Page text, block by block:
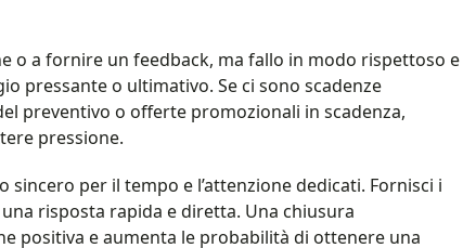
o a fornire un feedback, ma fallo in modo rispettoso e
pressante o ultimativo. Se ci sono scadenze
preventivo o offerte promozionali in scadenza,
pressione.
per il tempo e l’attenzione dedicati. Fornisci i
risposta rapida e diretta. Una chiusura
positiva e aumenta le probabilità di ottenere una